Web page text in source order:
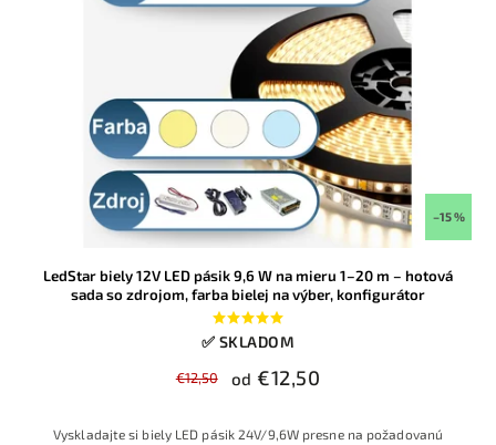
–15 %
LedStar biely 12V LED pásik 9,6 W na mieru 1–20 m – hotová
sada so zdrojom, farba bielej na výber, konfigurátor
✅ SKLADOM
€12,50 od €12,50
Vyskladajte si biely LED pásik 24V/9,6W presne na požadovanú